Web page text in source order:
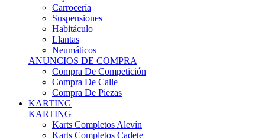
Carrocería
Suspensiones
Habitáculo
Llantas
Neumáticos
ANUNCIOS DE COMPRA
Compra De Competición
Compra De Calle
Compra De Piezas
KARTING
KARTING
Karts Completos Alevín
Karts Completos Cadete